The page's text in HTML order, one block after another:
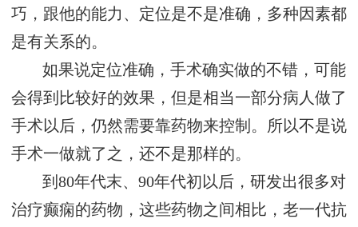
巧，跟他的能力、定位是不是准确，多种因素都
是有关系的。
如果说定位准确，手术确实做的不错，可能
会得到比较好的效果，但是相当一部分病人做了
手术以后，仍然需要靠药物来控制。所以不是说
手术一做就了之，还不是那样的。
到80年代末、90年代初以后，研发出很多对
治疗癫痫的药物，这些药物之间相比，老一代抗